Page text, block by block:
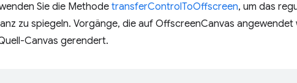
Sie die Methode transferControlToOffscreen, um das
zu spiegeln. Vorgänge, die auf OffscreenCanvas angewendet
Canvas gerendert.